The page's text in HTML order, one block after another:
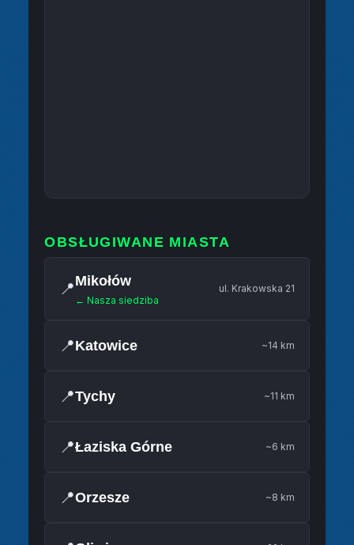
OBSŁUGIWANE MIASTA
📍Mikołów
← Nasza siedziba
ul. Krakowska 21
📍Katowice ~14 km
📍Tychy ~11 km
📍Łaziska Górne ~6 km
📍Orzesze ~8 km